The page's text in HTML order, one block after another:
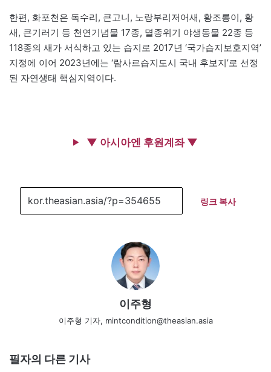
한편, 화포천은 독수리, 큰고니, 노랑부리저어새, 황조롱이, 황
새, 큰기러기 등 천연기념물 17종, 멸종위기 야생동물 22종 등
118종의 새가 서식하고 있는 습지로 2017년 ‘국가습지보호지역’
지정에 이어 2023년에는 ‘람사르습지도시 국내 후보지’로 선정
된 자연생태 핵심지역이다.
▼ 아시아엔 후원계좌 ▼
링크 복사
이주형
이주형 기자, mintcondition@theasian.asia
필자의 다른 기사